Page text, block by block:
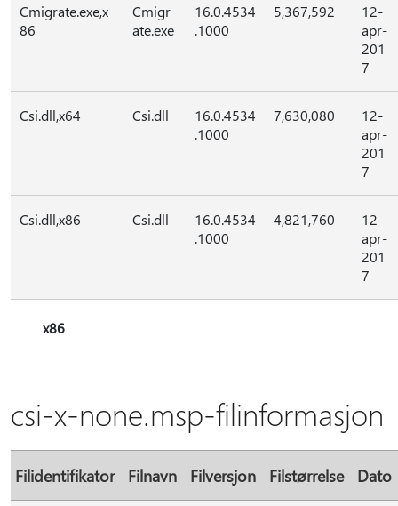
Cmigrate.exe,x
86
Cmigr
ate.exe
16.0.4534
.1000
5,367,592
12-
apr-
201
7
Csi.dll,x64 Csi.dll
16.0.4534
.1000
7,630,080
12-
apr-
201
7
Csi.dll,x86 Csi.dll
16.0.4534
.1000
4,821,760
12-
apr-
201
7
x86
csi-x-none.msp-filinformasjon
Filidentifikator Filnavn Filversjon Filstørrelse Dato